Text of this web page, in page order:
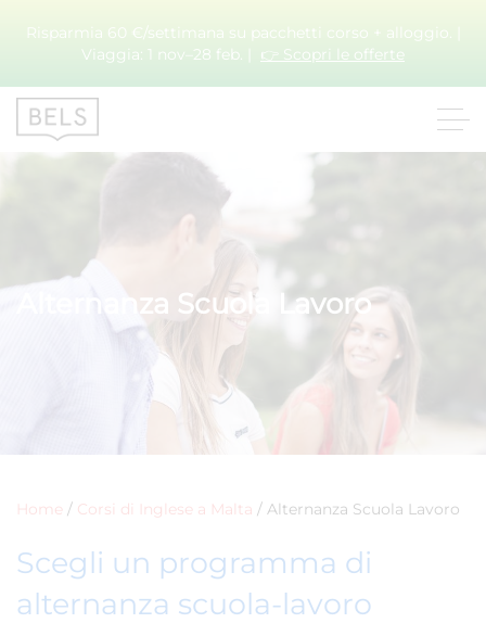
Risparmia 60 €/settimana su pacchetti corso + alloggio. |
Viaggia: 1 nov–28 feb. | 👉 Scopri le offerte
Alternanza Scuola Lavoro
Home / Corsi di Inglese a Malta / Alternanza Scuola Lavoro
Scegli un programma di
alternanza scuola-lavoro